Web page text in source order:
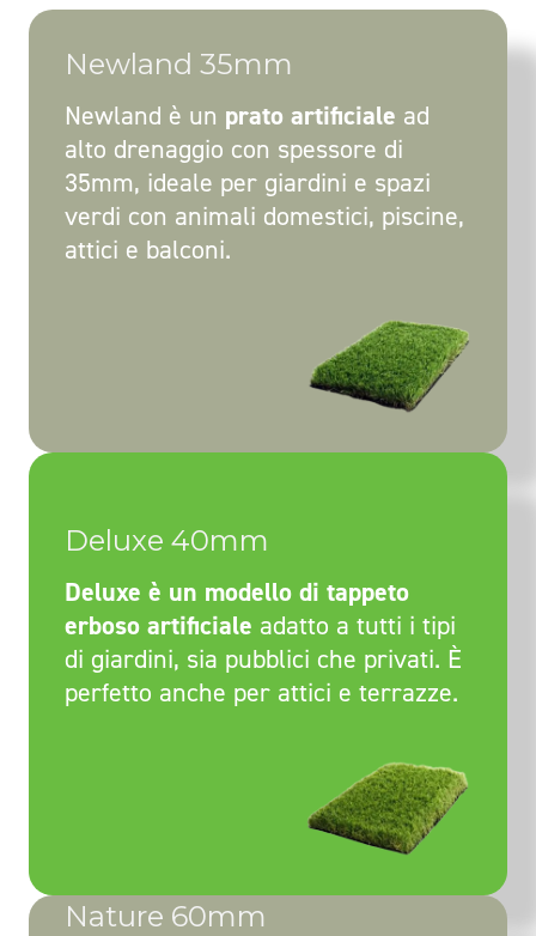
Newland 35mm
Newland è un prato artificiale ad
alto drenaggio con spessore di
35mm, ideale per giardini e spazi
verdi con animali domestici, piscine,
attici e balconi.
Deluxe 40mm
Deluxe è un modello di tappeto
erboso artificiale adatto a tutti i tipi
di giardini, sia pubblici che privati. È
perfetto anche per attici e terrazze.
Nature 60mm